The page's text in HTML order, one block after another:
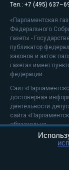
Тел.: +7 (495)
«Парламентская
Федерального
газеты -
публикатор
законов и актов
газета» имеет
федерации.
Сайт
достоверная
деятельности
сайта
обязательна.
На
Положение о